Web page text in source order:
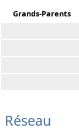
Grands-Parents
Réseau